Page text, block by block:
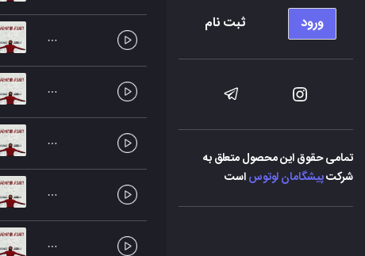
ورود ثبت نام
تمامی حقوق این محصول متعلق به
شرکتپیشگامان لوتوساست